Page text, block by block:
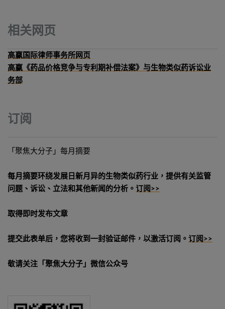
相关网页
高赢国际律师事务所网页
高赢《药品价格竞争与专利期补偿法案》与生物类似药诉讼业
务部
订阅
「聚焦大分子」每月摘要
每月摘要环绕发展日新月异的生物类似药行业，提供有关监管
问题、诉讼、立法和其他新闻的分析。 订阅>>
取得即时发布文章
提交此表单后，您将收到一封验证邮件，以激活订阅。 订阅>>
敬请关注「聚焦大分子」微信公众号